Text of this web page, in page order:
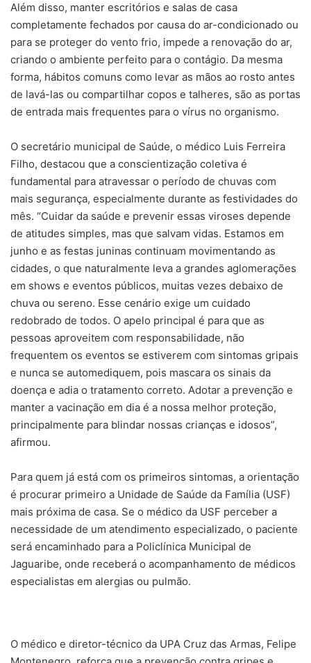
Além disso, manter escritórios e salas de casa
completamente fechados por causa do ar-condicionado ou
para se proteger do vento frio, impede a renovação do ar,
criando o ambiente perfeito para o contágio. Da mesma
forma, hábitos comuns como levar as mãos ao rosto antes
de lavá-las ou compartilhar copos e talheres, são as portas
de entrada mais frequentes para o vírus no organismo.
O secretário municipal de Saúde, o médico Luis Ferreira
Filho, destacou que a conscientização coletiva é
fundamental para atravessar o período de chuvas com
mais segurança, especialmente durante as festividades do
mês. “Cuidar da saúde e prevenir essas viroses depende
de atitudes simples, mas que salvam vidas. Estamos em
junho e as festas juninas continuam movimentando as
cidades, o que naturalmente leva a grandes aglomerações
em shows e eventos públicos, muitas vezes debaixo de
chuva ou sereno. Esse cenário exige um cuidado
redobrado de todos. O apelo principal é para que as
pessoas aproveitem com responsabilidade, não
frequentem os eventos se estiverem com sintomas gripais
e nunca se automediquem, pois mascara os sinais da
doença e adia o tratamento correto. Adotar a prevenção e
manter a vacinação em dia é a nossa melhor proteção,
principalmente para blindar nossas crianças e idosos”,
afirmou.
Para quem já está com os primeiros sintomas, a orientação
é procurar primeiro a Unidade de Saúde da Família (USF)
mais próxima de casa. Se o médico da USF perceber a
necessidade de um atendimento especializado, o paciente
será encaminhado para a Policlínica Municipal de
Jaguaribe, onde receberá o acompanhamento de médicos
especialistas em alergias ou pulmão.
O médico e diretor-técnico da UPA Cruz das Armas, Felipe